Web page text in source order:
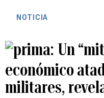
NOTICIA
Un
económico
militares,